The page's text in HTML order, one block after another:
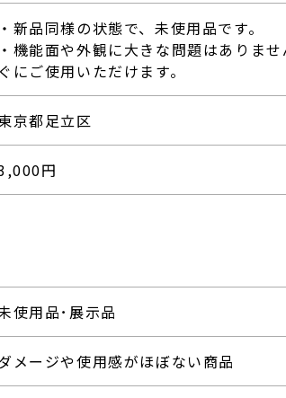
・新品同様の状態で、未使用品です。
・機能面や外観に大きな問題はありませ
ぐにご使用いただけます。
京都足立区
円
使用品･展示品
メージや使用感がほぼない商品